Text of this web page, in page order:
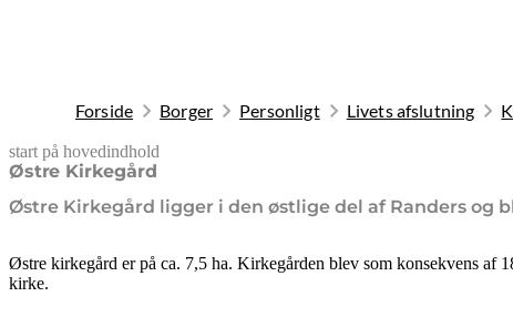
Forside Borger Personligt Livets afslutning
start på hovedindhold
Østre Kirkegård
Østre Kirkegård ligger i den østlige del af Randers og
senest opdateret 10. februar 2026
Østre kirkegård er på ca. 7,5 ha. Kirkegården blev som konsekvens af
kirke.